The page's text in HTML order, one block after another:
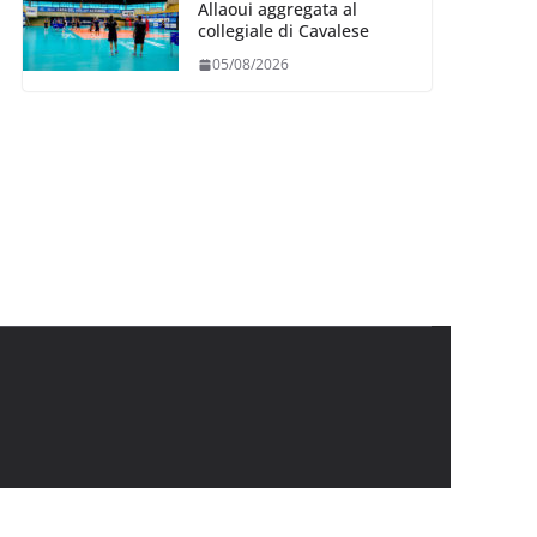
Allaoui aggregata al
collegiale di Cavalese
05/08/2026